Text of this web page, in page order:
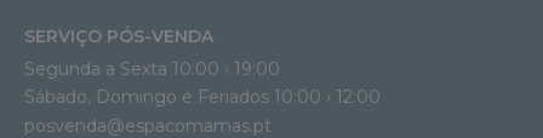
SERVIÇO PÓS-VENDA
Segunda a Sexta 10:00 › 19:00
Sábado, Domingo e Feriados 10:00 › 12:00
posvenda@espacomamas.pt